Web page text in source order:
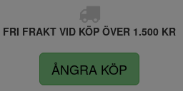
FRI FRAKT VID KÖP ÖVER 1.500 KR
ÅNGRA KÖP